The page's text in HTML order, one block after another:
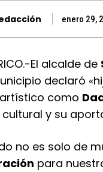
enero 29,
El alcalde de
declaró
como
y su
no es solo de
para